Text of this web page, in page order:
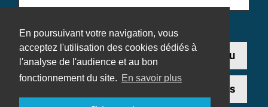
En poursuivant votre navigation, vous
acceptez l'utilisation des cookies dédiés à
l'analyse de l'audience et au bon
fonctionnement du site. En savoir plus
Contact Ajouter un jeu
Mentions légales